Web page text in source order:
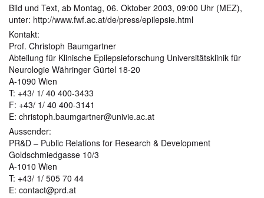
Bild und Text, ab Montag, 06. Oktober 2003, 09:00 Uhr (MEZ),
unter: http://www.fwf.ac.at/de/press/epilepsie.html
Kontakt:
Prof. Christoph Baumgartner
Abteilung für Klinische Epilepsieforschung Universitätsklinik für
Neurologie Währinger Gürtel 18-20
A-1090 Wien
T: +43/ 1/ 40 400-3433
F: +43/ 1/ 40 400-3141
E: christoph.baumgartner@univie.ac.at
Aussender:
PR&D – Public Relations for Research & Development
Goldschmiedgasse 10/3
A-1010 Wien
T: +43/ 1/ 505 70 44
E: contact@prd.at